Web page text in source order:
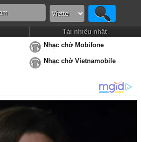
Tải nhiều nhất
Nhạc chờ Mobifone
Nhạc chờ Vietnamobile